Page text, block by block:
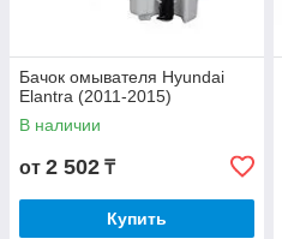
Бачок омывателя Hyundai
Elantra (2011-2015)
В наличии
от 2 502 ₸
Купить